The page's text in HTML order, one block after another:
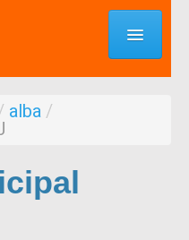
alba /